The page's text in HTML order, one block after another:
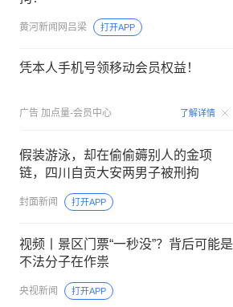
黄河新闻网吕梁 打开APP
凭本人手机号领移动会员权益！
广告 加点量-会员中心 了解详情
假装游泳，却在偷偷薅别人的金项
链，四川自贡大安两男子被刑拘
封面新闻 打开APP
视频丨景区门票“一秒没”？背后可能是
不法分子在作祟
央视新闻 打开APP